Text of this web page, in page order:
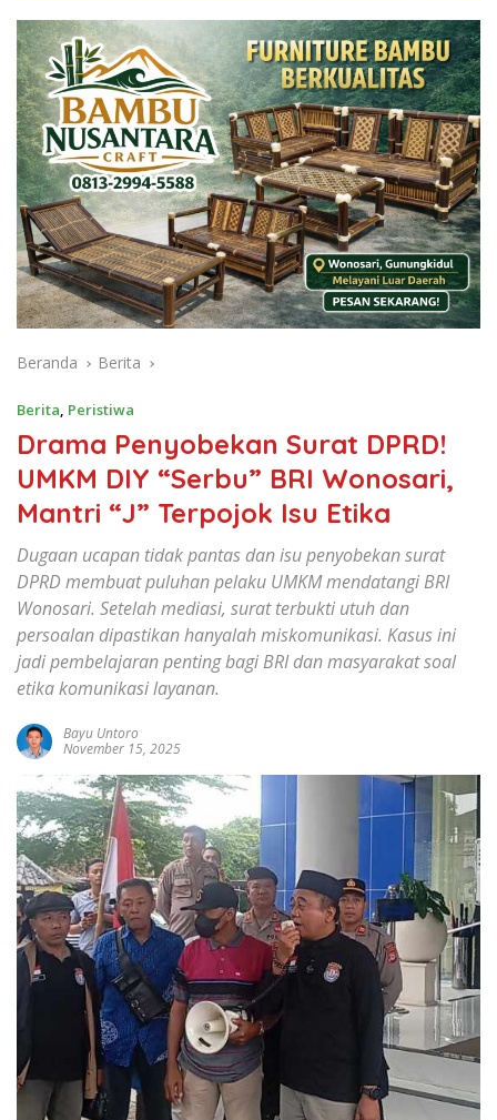
Beranda Berita
Berita, Peristiwa
Drama Penyobekan Surat DPRD!
UMKM DIY “Serbu” BRI Wonosari,
Mantri “J” Terpojok Isu Etika
Dugaan ucapan tidak pantas dan isu penyobekan surat
DPRD membuat puluhan pelaku UMKM mendatangi BRI
Wonosari. Setelah mediasi, surat terbukti utuh dan
persoalan dipastikan hanyalah miskomunikasi. Kasus ini
jadi pembelajaran penting bagi BRI dan masyarakat soal
etika komunikasi layanan.
Bayu Untoro
November 15, 2025